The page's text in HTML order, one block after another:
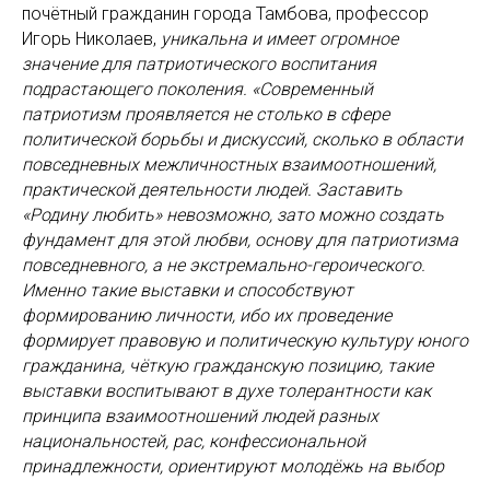
почётный гражданин города Тамбова, профессор
Игорь Николаев, уникальна и имеет огромное
значение для патриотического воспитания
подрастающего поколения. «Современный
патриотизм проявляется не столько в сфере
политической борьбы и дискуссий, сколько в области
повседневных межличностных взаимоотношений,
практической деятельности людей. Заставить
«Родину любить» невозможно, зато можно создать
фундамент для этой любви, основу для патриотизма
повседневного, а не экстремально-героического.
Именно такие выставки и способствуют
формированию личности, ибо их проведение
формирует правовую и политическую культуру юного
гражданина, чёткую гражданскую позицию, такие
выставки воспитывают в духе толерантности как
принципа взаимоотношений людей разных
национальностей, рас, конфессиональной
принадлежности, ориентируют молодёжь на выбор